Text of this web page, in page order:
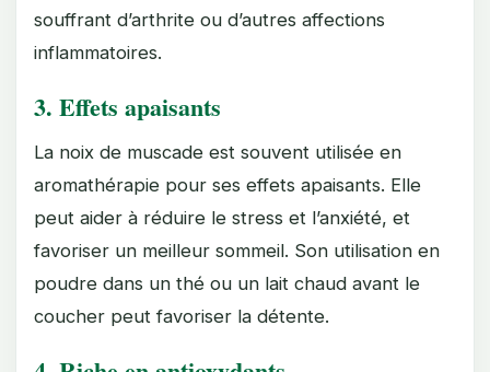
souffrant d’arthrite ou d’autres affections
inflammatoires.
3. Effets apaisants
La noix de muscade est souvent utilisée en
aromathérapie pour ses effets apaisants. Elle
peut aider à réduire le stress et l’anxiété, et
favoriser un meilleur sommeil. Son utilisation en
poudre dans un thé ou un lait chaud avant le
coucher peut favoriser la détente.